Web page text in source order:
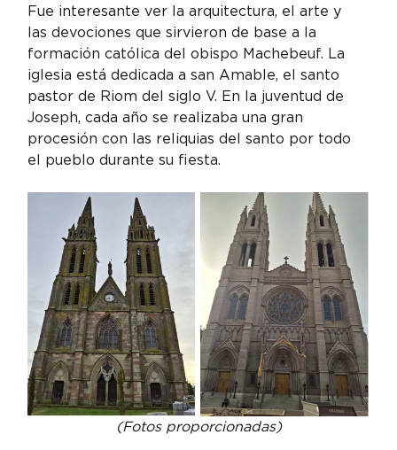
Fue interesante ver la arquitectura, el arte y
las devociones que sirvieron de base a la
formación católica del obispo Machebeuf. La
iglesia está dedicada a san Amable, el santo
pastor de Riom del siglo V. En la juventud de
Joseph, cada año se realizaba una gran
procesión con las reliquias del santo por todo
el pueblo durante su fiesta.
(Fotos proporcionadas)